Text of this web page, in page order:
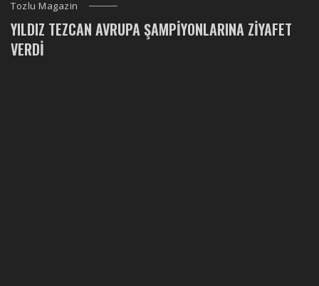
Tozlu Magazin
YILDIZ TEZCAN AVRUPA ŞAMPIYONLARINA ZIYAFET
VERDI